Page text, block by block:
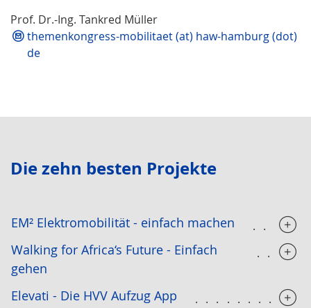
Prof. Dr.-Ing. Tankred Müller
themenkongress-mobilitaet (at) haw-hamburg (dot)
de
Die zehn besten Projekte
EM² Elektromobilität - einfach machen
Walking for Africa‘s Future - Einfach
gehen
Elevati - Die HVV Aufzug App